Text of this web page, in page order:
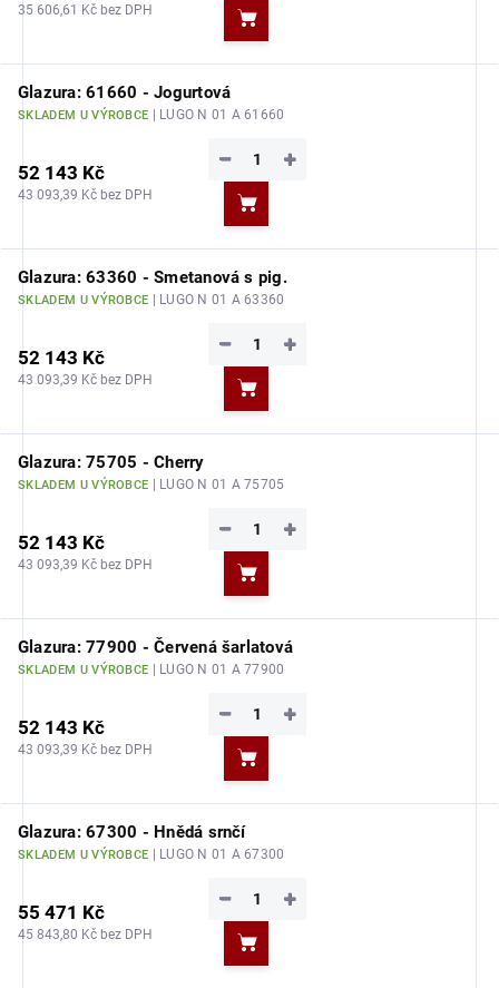
35 606,61 Kč bez DPH
Do košíku
Glazura: 61660 - Jogurtová
SKLADEM U VÝROBCE | LUGO N 01 A 61660
52 143 Kč
43 093,39 Kč bez DPH
+
−
Do košíku
Glazura: 63360 - Smetanová s pig.
SKLADEM U VÝROBCE | LUGO N 01 A 63360
52 143 Kč
43 093,39 Kč bez DPH
+
−
Do košíku
Glazura: 75705 - Cherry
SKLADEM U VÝROBCE | LUGO N 01 A 75705
52 143 Kč
43 093,39 Kč bez DPH
+
−
Do košíku
Glazura: 77900 - Červená šarlatová
SKLADEM U VÝROBCE | LUGO N 01 A 77900
52 143 Kč
43 093,39 Kč bez DPH
+
−
Do košíku
Glazura: 67300 - Hnědá srnčí
SKLADEM U VÝROBCE | LUGO N 01 A 67300
55 471 Kč
45 843,80 Kč bez DPH
+
−
Do košíku